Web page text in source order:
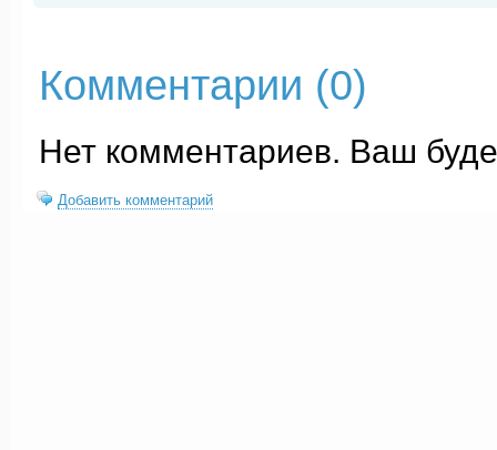
Комментарии (0)
Нет комментариев. Ваш
Добавить комментарий